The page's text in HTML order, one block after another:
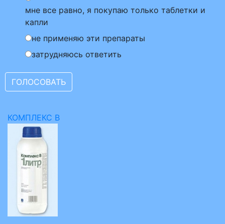
мне все равно, я покупаю только таблетки и
капли
не применяю эти препараты
затрудняюсь ответить
КОМПЛЕКС В